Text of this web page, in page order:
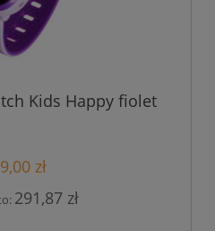
Kids Happy fiolet
zł
291,87 zł